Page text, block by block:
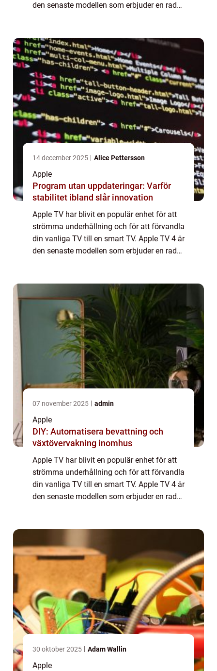
den senaste modellen som erbjuder en rad
14 december 2025 Alice Pettersson
Apple
Program utan uppdateringar: Varför
stabilitet ibland slår innovation
Apple TV har blivit en populär enhet för att
strömma underhållning och för att förvandla
din vanliga TV till en smart TV. Apple TV 4 är
den senaste modellen som erbjuder en rad
07 november 2025 admin
Apple
DIY: Automatisera bevattning och
växtövervakning inomhus
Apple TV har blivit en populär enhet för att
strömma underhållning och för att förvandla
din vanliga TV till en smart TV. Apple TV 4 är
den senaste modellen som erbjuder en rad
30 oktober 2025 Adam Wallin
Apple